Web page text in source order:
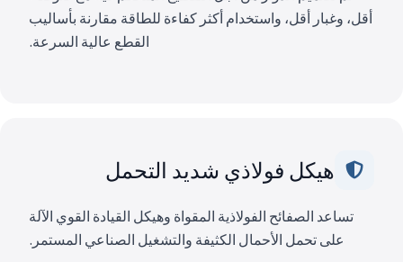
أقل، وغبار أقل، واستخدام أكثر كفاءة للطاقة مقارنة بأساليب
القطع عالية السرعة.
هيكل فولاذي شديد التحمل
تساعد الصفائح الفولاذية المقواة وهيكل القيادة القوي الآلة
على تحمل الأحمال الكثيفة والتشغيل الصناعي المستمر.